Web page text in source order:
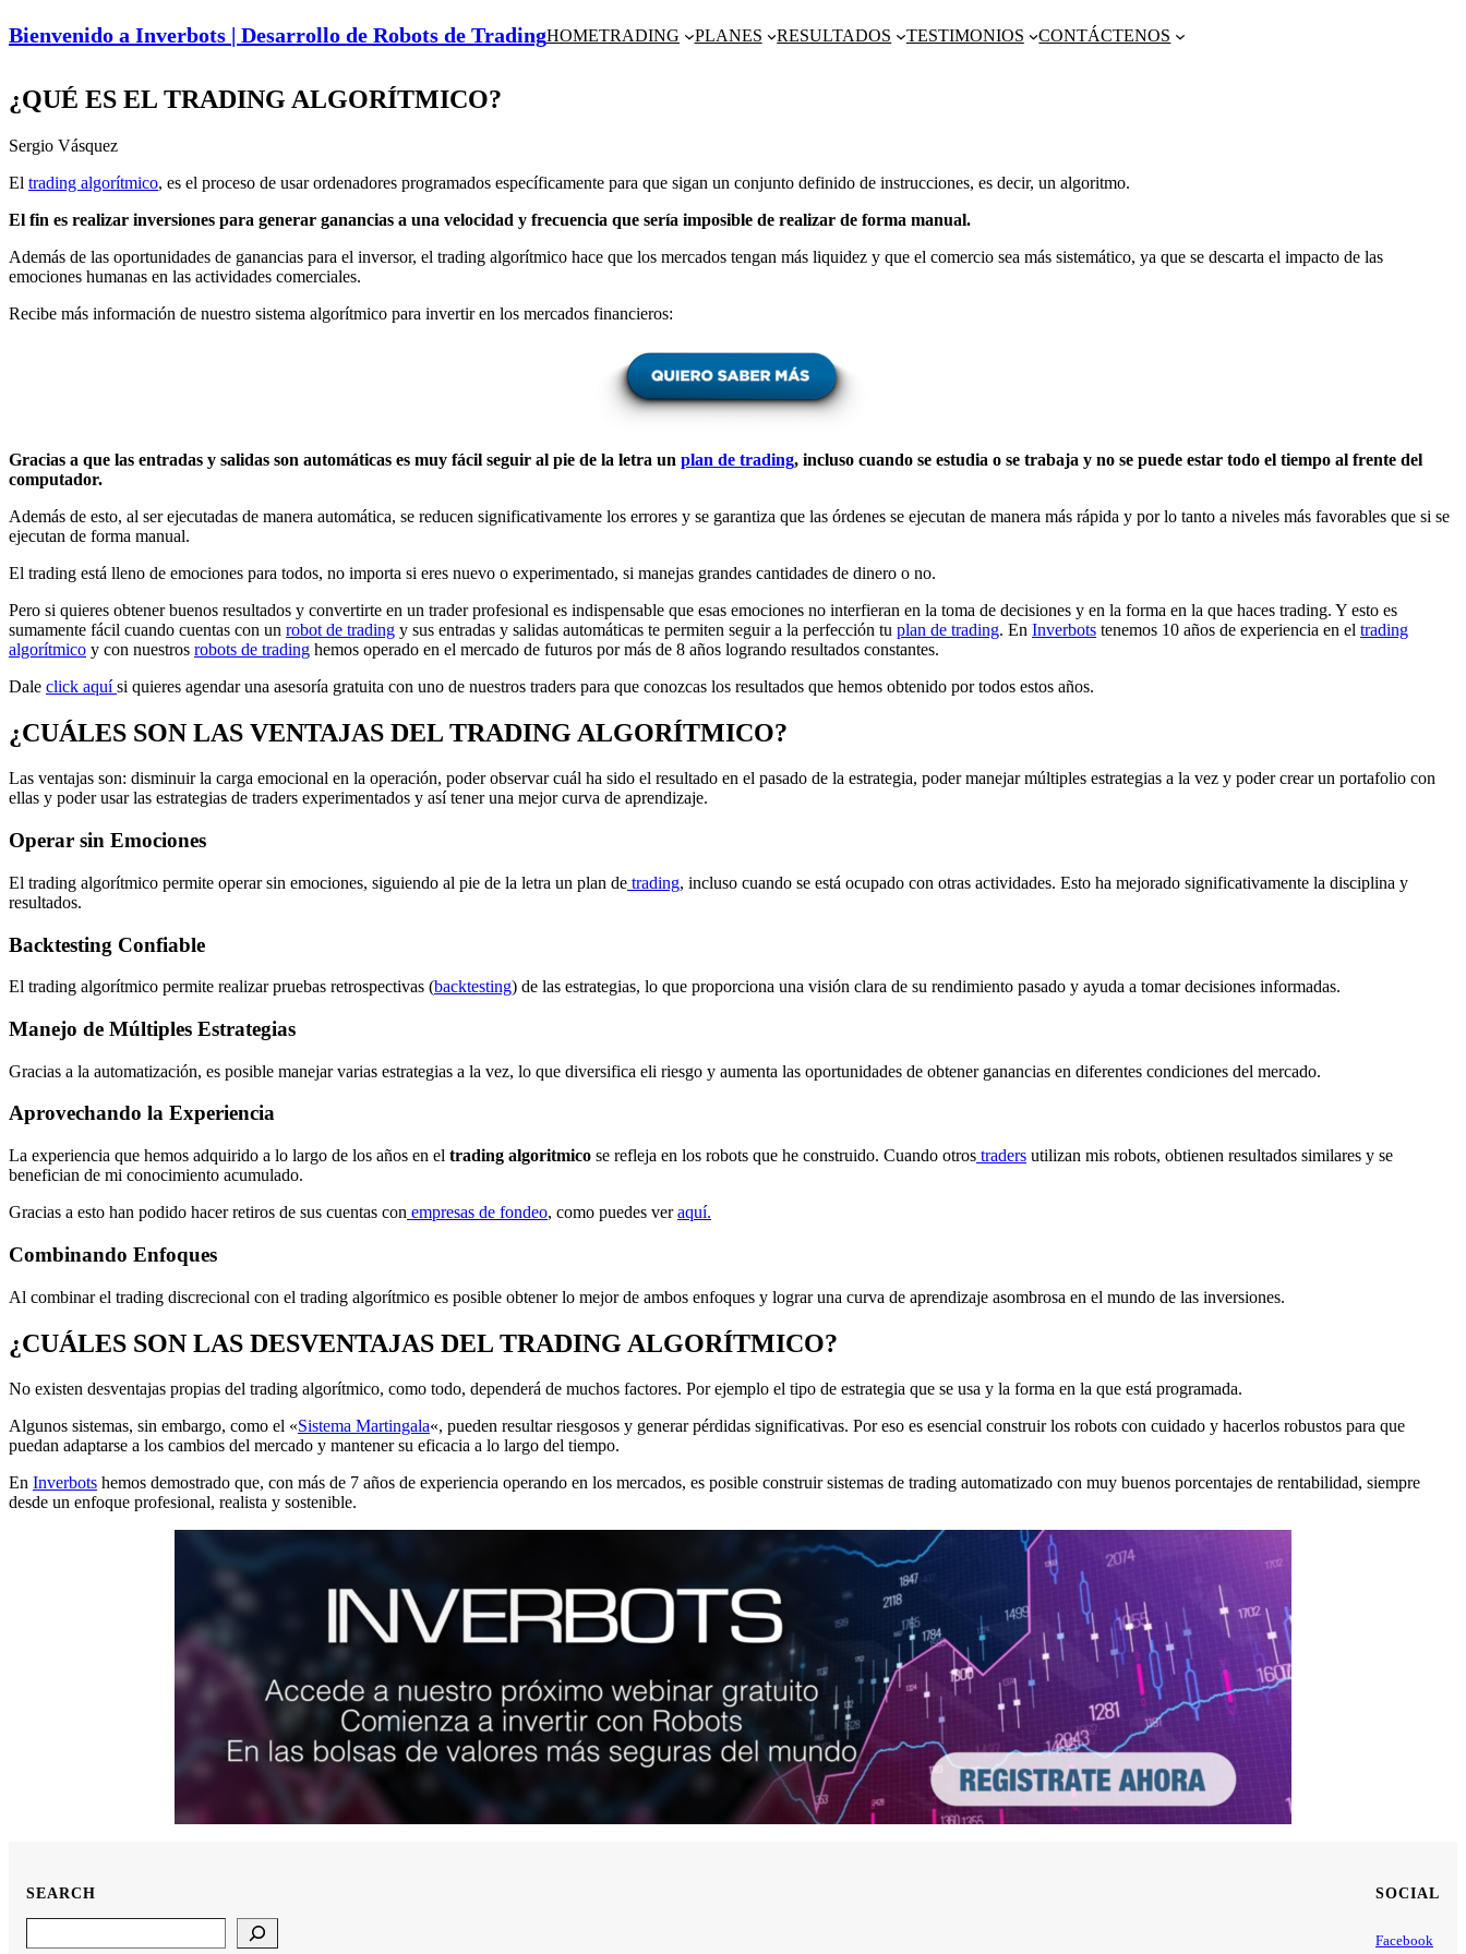
Bienvenido a Inverbots | Desarrollo de Robots de TradingHOMETRADING PLANES RESULTADOS TESTIMONIOS CONTÁCTENOS
¿QUÉ ES EL TRADING ALGORÍTMICO?
Sergio Vásquez
El trading algorítmico, es el proceso de usar ordenadores programados específicamente para que sigan un conjunto definido de instrucciones, es decir, un algoritmo.
El fin es realizar inversiones para generar ganancias a una velocidad y frecuencia que sería imposible de realizar de forma manual.
Además de las oportunidades de ganancias para el inversor, el trading algorítmico hace que los mercados tengan más liquidez y que el comercio sea más sistemático, ya que se descarta el impacto de las
emociones humanas en las actividades comerciales.
Recibe más información de nuestro sistema algorítmico para invertir en los mercados financieros:
Gracias a que las entradas y salidas son automáticas es muy fácil seguir al pie de la letra un plan de trading, incluso cuando se estudia o se trabaja y no se puede estar todo el tiempo al frente del
computador.
Además de esto, al ser ejecutadas de manera automática, se reducen significativamente los errores y se garantiza que las órdenes se ejecutan de manera más rápida y por lo tanto a niveles más favorables que si se
ejecutan de forma manual.
El trading está lleno de emociones para todos, no importa si eres nuevo o experimentado, si manejas grandes cantidades de dinero o no.
Pero si quieres obtener buenos resultados y convertirte en un trader profesional es indispensable que esas emociones no interfieran en la toma de decisiones y en la forma en la que haces trading. Y esto es
sumamente fácil cuando cuentas con un robot de trading y sus entradas y salidas automáticas te permiten seguir a la perfección tu plan de trading. En Inverbots tenemos 10 años de experiencia en el trading
algorítmico y con nuestros robots de trading hemos operado en el mercado de futuros por más de 8 años logrando resultados constantes.
Dale click aquísi quieres agendar una asesoría gratuita con uno de nuestros traders para que conozcas los resultados que hemos obtenido por todos estos años.
¿CUÁLES SON LAS VENTAJAS DEL TRADING ALGORÍTMICO?
Las ventajas son: disminuir la carga emocional en la operación, poder observar cuál ha sido el resultado en el pasado de la estrategia, poder manejar múltiples estrategias a la vez y poder crear un portafolio con
ellas y poder usar las estrategias de traders experimentados y así tener una mejor curva de aprendizaje.
Operar sin Emociones
El trading algorítmico permite operar sin emociones, siguiendo al pie de la letra un plan de trading, incluso cuando se está ocupado con otras actividades. Esto ha mejorado significativamente la disciplina y
resultados.
Backtesting Confiable
El trading algorítmico permite realizar pruebas retrospectivas (backtesting) de las estrategias, lo que proporciona una visión clara de su rendimiento pasado y ayuda a tomar decisiones informadas.
Manejo de Múltiples Estrategias
Gracias a la automatización, es posible manejar varias estrategias a la vez, lo que diversifica eli riesgo y aumenta las oportunidades de obtener ganancias en diferentes condiciones del mercado.
Aprovechando la Experiencia
La experiencia que hemos adquirido a lo largo de los años en el trading algoritmico se refleja en los robots que he construido. Cuando otros traders utilizan mis robots, obtienen resultados similares y se
benefician de mi conocimiento acumulado.
Gracias a esto han podido hacer retiros de sus cuentas con empresas de fondeo, como puedes veraquí.
Combinando Enfoques
Al combinar el trading discrecional con el trading algorítmico es posible obtener lo mejor de ambos enfoques y lograr una curva de aprendizaje asombrosa en el mundo de las inversiones.
¿CUÁLES SON LAS DESVENTAJAS DEL TRADING ALGORÍTMICO?
No existen desventajas propias del trading algorítmico, como todo, dependerá de muchos factores. Por ejemplo el tipo de estrategia que se usa y la forma en la que está programada.
Algunos sistemas, sin embargo, como el «Sistema Martingala«, pueden resultar riesgosos y generar pérdidas significativas. Por eso es esencial construir los robots con cuidado y hacerlos robustos para que
puedan adaptarse a los cambios del mercado y mantener su eficacia a lo largo del tiempo.
En Inverbots hemos demostrado que, con más de 7 años de experiencia operando en los mercados, es posible construir sistemas de trading automatizado con muy buenos porcentajes de rentabilidad, siempre
desde un enfoque profesional, realista y sostenible.
SEARCH SOCIAL
Facebook